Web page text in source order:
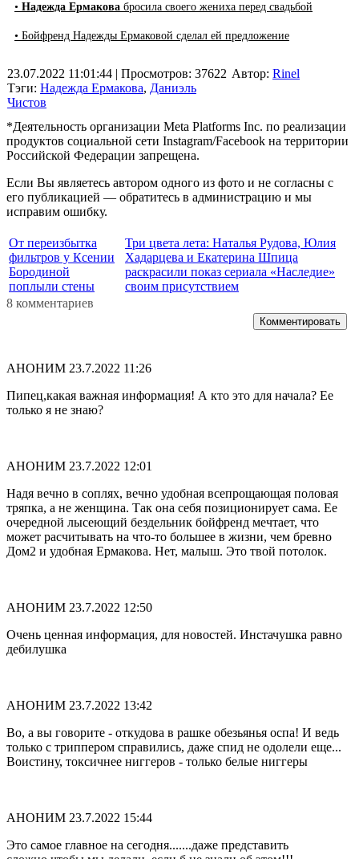
• Надежда Ермакова бросила своего жениха перед свадьбой
• Бойфренд Надежды Ермаковой сделал ей предложение
23.07.2022 11:01:44 | Просмотров: 37622
Тэги: Надежда Ермакова, Даниэль
Чистов
Автор: Rinel
*Деятельность организации Meta Platforms Inc. по реализации
продуктов социальной сети Instagram/Facebook на территории
Российской Федерации запрещена.
Если Вы являетесь автором одного из фото и не согласны с
его публикацией — обратитесь в администрацию и мы
исправим ошибку.
От переизбытка
фильтров у Ксении
Бородиной
поплыли стены
Три цвета лета: Наталья Рудова, Юлия
Хадарцева и Екатерина Шпица
раскрасили показ сериала «Наследие»
своим присутствием
8 комментариев
Комментировать
АНОНИМ 23.7.2022 11:26
Пипец,какая важная информация! А кто это для начала? Ее
только я не знаю?
АНОНИМ 23.7.2022 12:01
Надя вечно в соплях, вечно удобная всепрощающая половая
тряпка, а не женщина. Так она себя позиционирует сама. Ее
очередной лысеющий бездельник бойфренд мечтает, что
может расчитывать на что-то большее в жизни, чем бревно
Дом2 и удобная Ермакова. Нет, малыш. Это твой потолок.
АНОНИМ 23.7.2022 12:50
Очень ценная информация, для новостей. Инстачушка равно
дебилушка
АНОНИМ 23.7.2022 13:42
Во, а вы говорите - откудова в рашке обезьянья оспа! И ведь
только с триппером справились, даже спид не одолели еще...
Воистину, токсичнее ниггеров - только белые ниггеры
АНОНИМ 23.7.2022 15:44
Это самое главное на сегодня.......даже представить